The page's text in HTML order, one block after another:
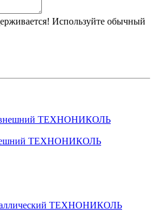
Используйте обычный
ТЕХНОНИКОЛЬ